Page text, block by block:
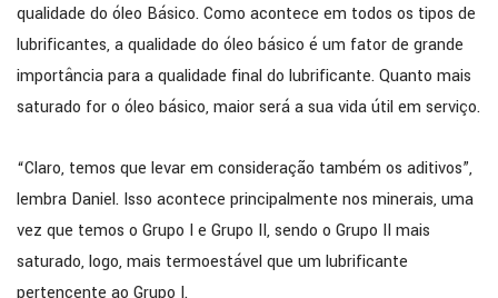
qualidade do óleo Básico. Como acontece em todos os tipos de
lubrificantes, a qualidade do óleo básico é um fator de grande
importância para a qualidade final do lubrificante. Quanto mais
saturado for o óleo básico, maior será a sua vida útil em serviço.
“Claro, temos que levar em consideração também os aditivos”,
lembra Daniel. Isso acontece principalmente nos minerais, uma
vez que temos o Grupo I e Grupo II, sendo o Grupo II mais
saturado, logo, mais termoestável que um lubrificante
pertencente ao Grupo I.